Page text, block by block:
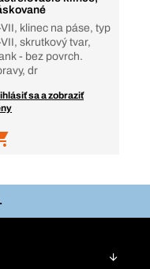
klinec na páse, typ
skrutkový tvar,
- bez povrch.
dr
sa a zobraziť